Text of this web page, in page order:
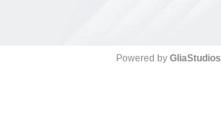
Powered by GliaStudios